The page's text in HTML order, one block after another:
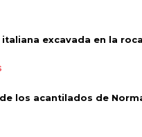
excavada en la
los acantilados de